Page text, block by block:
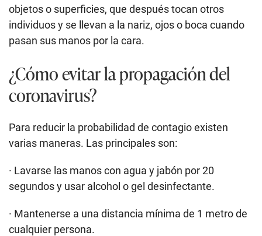
objetos o superficies, que después tocan otros
individuos y se llevan a la nariz, ojos o boca cuando
pasan sus manos por la cara.
¿Cómo evitar la propagación del
coronavirus?
Para reducir la probabilidad de contagio existen
varias maneras. Las principales son:
· Lavarse las manos con agua y jabón por 20
segundos y usar alcohol o gel desinfectante.
· Mantenerse a una distancia mínima de 1 metro de
cualquier persona.